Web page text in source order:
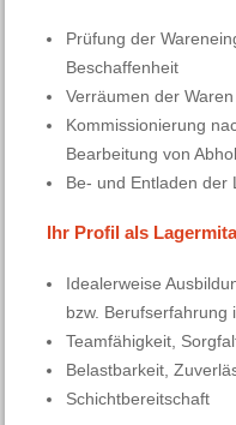
Prüfung der
Beschaffenheit
Verräumen der
Kommissionierung
Bearbeitung von
Be- und Entladen der
Ihr Profil als
Idealerweise
bzw. Berufserfahrung
Teamfähigkeit,
Belastbarkeit,
Schichtbereitschaft